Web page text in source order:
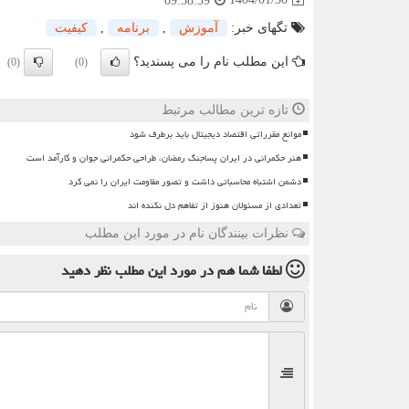
تگهای خبر:
آموزش برنامه كیفیت
این مطلب نام را می پسندید؟ (0)
(0)
تازه ترین مطالب مرتبط
موانع مقرراتی اقتصاد دیجیتال باید برطرف شود
هنر حکمرانی در ایران پساجنگ رمضان، طراحی حکمرانی جوان و کارآمد است
دشمن اشتباه محاسباتی داشت و تصور مقاومت ایران را نمی کرد
تعدادی از مسئولان هنوز از تفاهم دل نکنده اند
نظرات بینندگان نام در مورد این مطلب
لطفا شما همدر مورد این مطلبنظر دهید